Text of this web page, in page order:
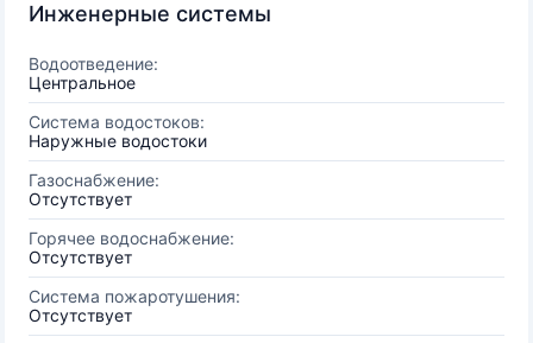
Инженерные системы
Водоотведение:
Центральное
Система водостоков:
Наружные водостоки
Газоснабжение:
Отсутствует
Горячее водоснабжение:
Отсутствует
Система пожаротушения:
Отсутствует